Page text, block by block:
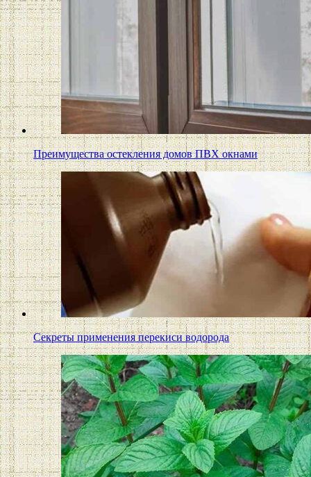
Преимущества остекления домов ПВХ окнами
Секреты применения перекиси водорода